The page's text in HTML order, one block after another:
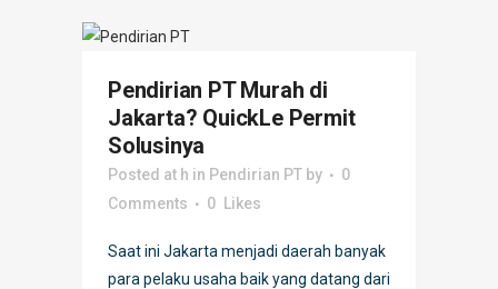
Pendirian PT Murah di
Jakarta? QuickLe Permit
Solusinya
Posted at h in Pendirian PT by
0
Comments
0 Likes
Saat ini Jakarta menjadi daerah banyak
para pelaku usaha baik yang datang dari